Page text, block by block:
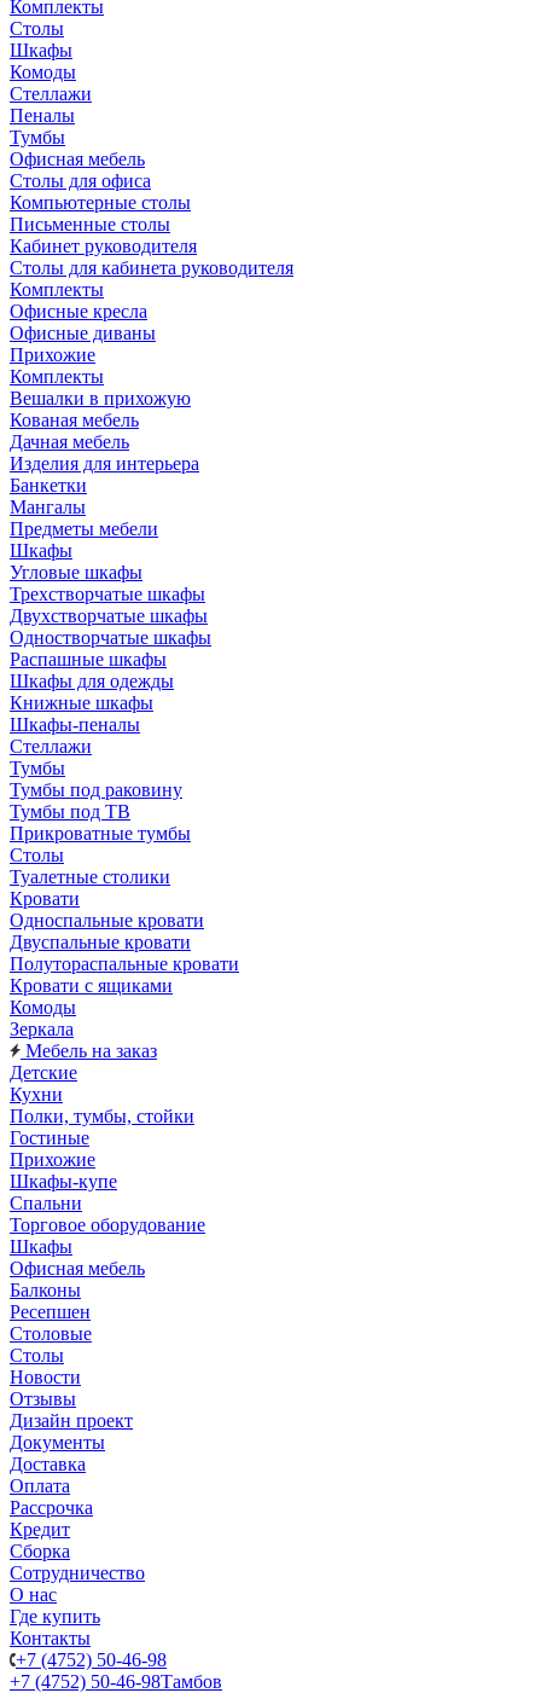
Комплекты
Столы
Шкафы
Комоды
Стеллажи
Пеналы
Тумбы
Офисная мебель
Столы для офиса
Компьютерные столы
Письменные столы
Кабинет руководителя
Столы для кабинета руководителя
Комплекты
Офисные кресла
Офисные диваны
Прихожие
Комплекты
Вешалки в прихожую
Кованая мебель
Дачная мебель
Изделия для интерьера
Банкетки
Мангалы
Предметы мебели
Шкафы
Угловые шкафы
Трехстворчатые шкафы
Двухстворчатые шкафы
Одностворчатые шкафы
Распашные шкафы
Шкафы для одежды
Книжные шкафы
Шкафы-пеналы
Стеллажи
Тумбы
Тумбы под раковину
Тумбы под ТВ
Прикроватные тумбы
Столы
Туалетные столики
Кровати
Односпальные кровати
Двуспальные кровати
Полутораспальные кровати
Кровати с ящиками
Комоды
Зеркала
Мебель на заказ
Детские
Кухни
Полки, тумбы, стойки
Гостиные
Прихожие
Шкафы-купе
Спальни
Торговое оборудование
Шкафы
Офисная мебель
Балконы
Ресепшен
Столовые
Столы
Новости
Отзывы
Дизайн проект
Документы
Доставка
Оплата
Рассрочка
Кредит
Сборка
Сотрудничество
О нас
Где купить
Контакты
+7 (4752) 50-46-98
+7 (4752) 50-46-98Тамбов